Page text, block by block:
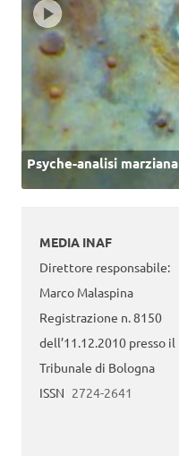
Psyche-analisi marziana
MEDIA INAF
Direttore responsabile:
Marco Malaspina
Registrazione n. 8150
dell’11.12.2010 presso il
Tribunale di Bologna
ISSN 2724-2641